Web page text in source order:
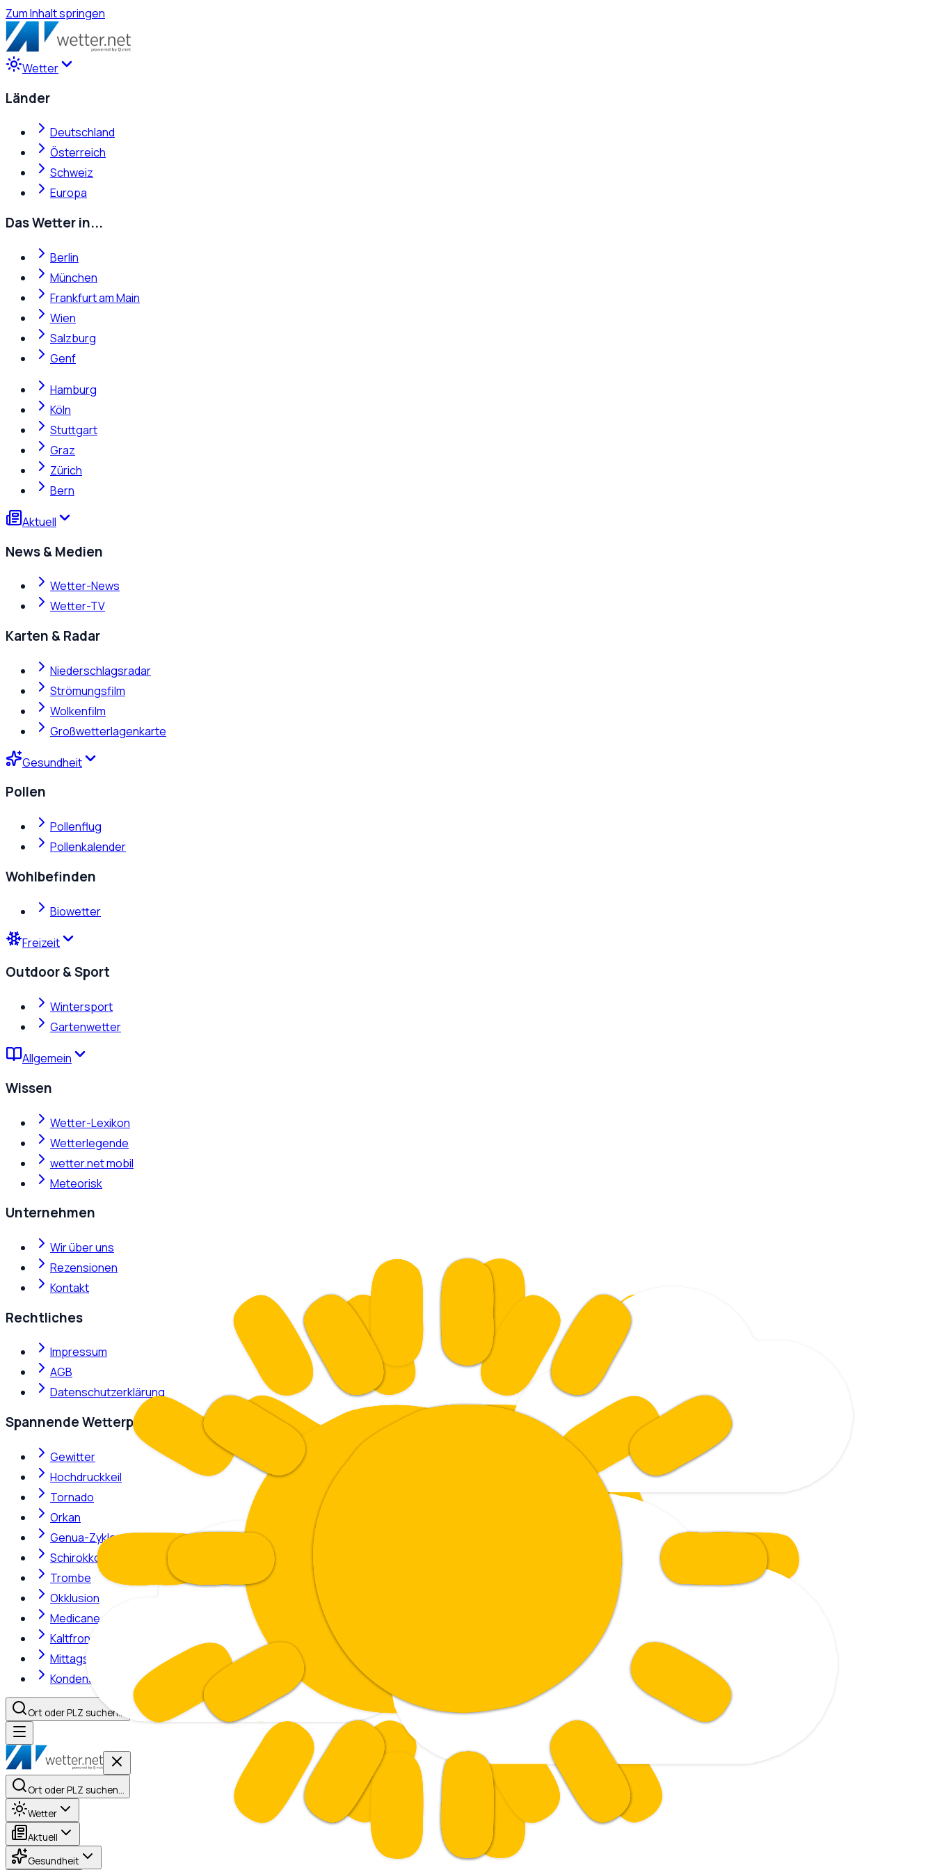
Zum Inhalt springen
Wetter
Länder
Deutschland
Österreich
Schweiz
Europa
Das Wetter in...
Berlin
München
Frankfurt am Main
Wien
Salzburg
Genf
Hamburg
Köln
Stuttgart
Graz
Zürich
Bern
Aktuell
News & Medien
Wetter-News
Wetter-TV
Karten & Radar
Niederschlagsradar
Strömungsfilm
Wolkenfilm
Großwetterlagenkarte
Gesundheit
Pollen
Pollenflug
Pollenkalender
Wohlbefinden
Biowetter
Freizeit
Outdoor & Sport
Wintersport
Gartenwetter
Allgemein
Wissen
Wetter-Lexikon
Wetterlegende
wetter.net mobil
Meteorisk
Unternehmen
Wir über uns
Rezensionen
Kontakt
Rechtliches
Impressum
AGB
Datenschutzerklärung
Spannende Wetterphänomene
Gewitter
Hochdruckkeil
Tornado
Orkan
Genua-Zyklone
Schirokko
Trombe
Okklusion
Medicane
Kaltfront
Mittagshitze
Kondensstreifen
Ort oder PLZ suchen…
Ort oder PLZ suchen…
Wetter
Aktuell
Gesundheit